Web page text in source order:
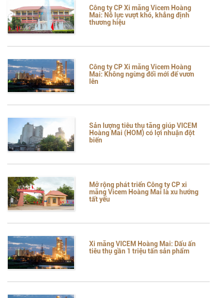
Công ty CP Xi măng Vicem Hoàng
Mai: Nỗ lực vượt khó, khẳng định
thương hiệu
Công ty CP Xi măng Vicem Hoàng
Mai: Không ngừng đổi mới để vươn
lên
Sản lượng tiêu thụ tăng giúp VICEM
Hoàng Mai (HOM) có lợi nhuận đột
biến
Mở rộng phát triển Công ty CP xi
măng Vicem Hoàng Mai là xu hướng
tất yếu
Xi măng VICEM Hoàng Mai: Dấu ấn
tiêu thụ gần 1 triệu tấn sản phẩm